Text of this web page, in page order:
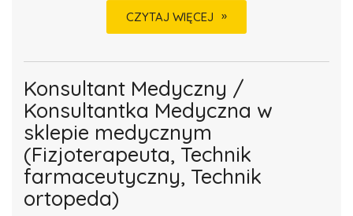
CZYTAJ WIĘCEJ
Konsultant Medyczny /
Konsultantka Medyczna w
sklepie medycznym
(Fizjoterapeuta, Technik
farmaceutyczny, Technik
ortopeda)